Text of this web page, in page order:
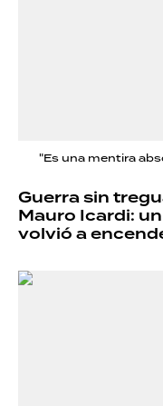
"Es una mentira
Guerra sin
Mauro Icardi:
volvió a